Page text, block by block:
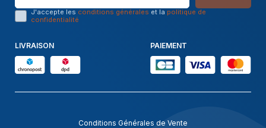
J'accepte les conditions générales et la politique de
confidentialité
LIVRAISON PAIEMENT
Conditions Générales de Vente